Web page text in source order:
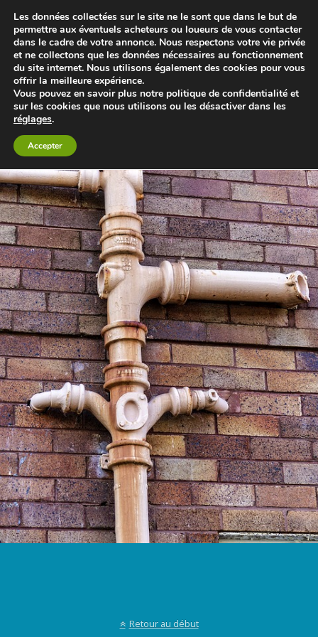
Le blog 3d-immo-visites
Retour à Canalisation bouchée ? Voici quelques solutions pour
en venir à bout
Retour au début
Les données collectées sur le site ne le sont que dans le but de
permettre aux éventuels acheteurs ou loueurs de vous contacter
dans le cadre de votre annonce. Nous respectons votre vie privée
et ne collectons que les données nécessaires au fonctionnement
du site internet. Nous utilisons également des cookies pour vous
offrir la meilleure expérience.
Vous pouvez en savoir plus notre politique de confidentialité et
sur les cookies que nous utilisons ou les désactiver dans les
réglages.
Accepter